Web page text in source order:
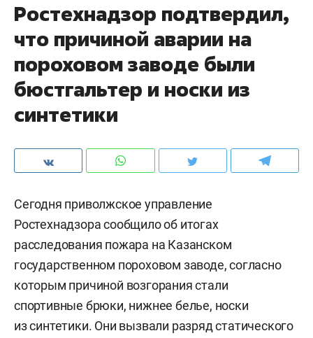
Ростехнадзор подтвердил,
что причиной аварии на
пороховом заводе были
бюстгальтер и носки из
синтетики
Сегодня приволжское управление
Ростехнадзора сообщило об итогах
расследования пожара на Казанском
государственном пороховом заводе, согласно
которым причиной возгорания стали
спортивные брюки, нижнее белье, носки
из синтетики. Они вызвали разряд статического